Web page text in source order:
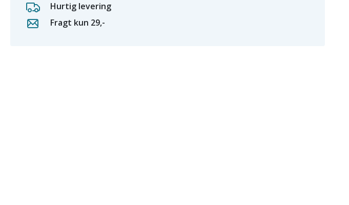
Hurtig levering
Fragt kun 29,-